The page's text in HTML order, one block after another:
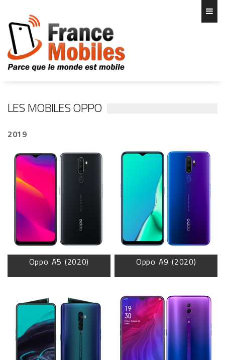
LES MOBILES OPPO
2019
Oppo A5 (2020) Oppo A9 (2020)